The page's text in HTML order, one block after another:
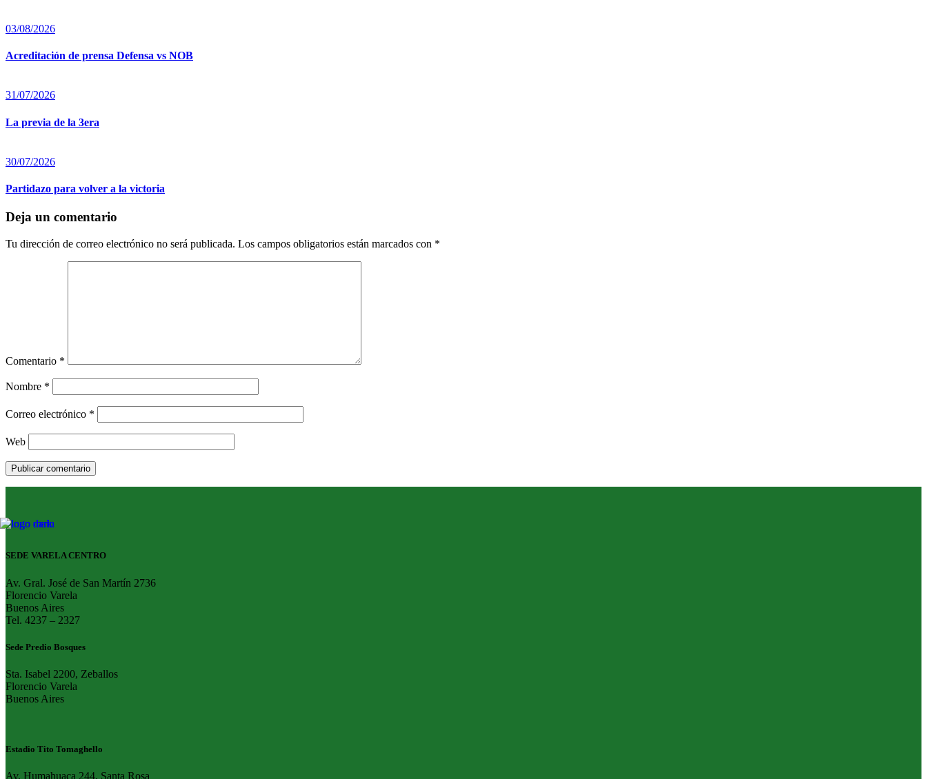
03/08/2026
Acreditación de prensa Defensa vs NOB
31/07/2026
La previa de la 3era
30/07/2026
Partidazo para volver a la victoria
Deja un comentario
Tu dirección de correo electrónico no será publicada. Los campos obligatorios están marcados con *
Comentario *
Nombre *
Correo electrónico *
Web
SEDE VARELA CENTRO
Av. Gral. José de San Martín 2736
Florencio Varela
Buenos Aires
Tel. 4237 – 2327
Sede Predio Bosques
Sta. Isabel 2200, Zeballos
Florencio Varela
Buenos Aires
Estadio Tito Tomaghello
Av. Humahuaca 244, Santa Rosa